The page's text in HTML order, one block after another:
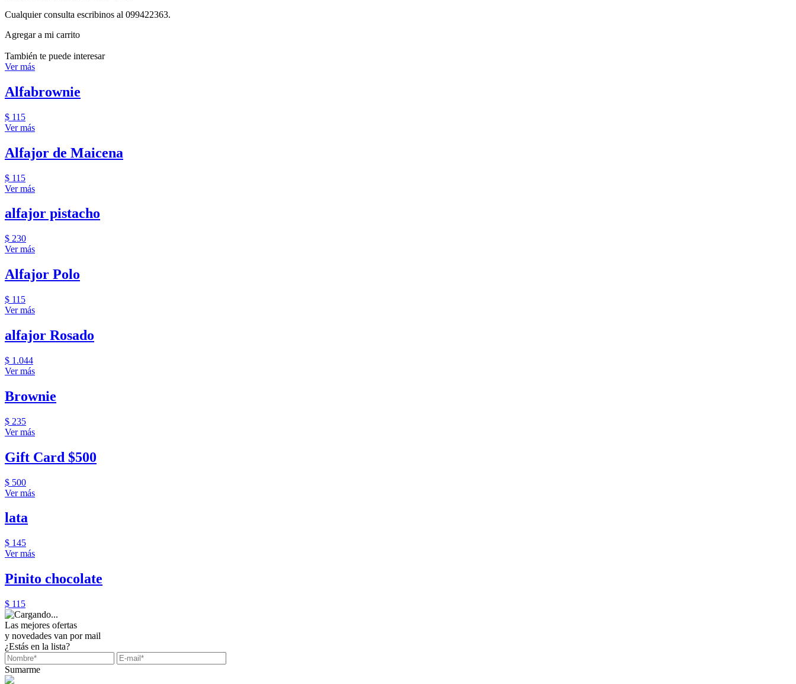
Cualquier consulta escribinos al 099422363.
Agregar a mi carrito
También te puede interesar
Ver más
Alfabrownie
$ 115
Ver más
Alfajor de Maicena
$ 115
Ver más
alfajor pistacho
$ 230
Ver más
Alfajor Polo
$ 115
Ver más
alfajor Rosado
$ 1.044
Ver más
Brownie
$ 235
Ver más
Gift Card $500
$ 500
Ver más
lata
$ 145
Ver más
Pinito chocolate
$ 115
Las mejores ofertas
y novedades van por mail
¿Estás en la lista?
Sumarme